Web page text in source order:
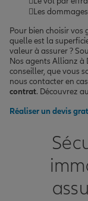
Les
Pour bien choisir vos
quelle est la
valeur à assurer ?
Nos agents Allianz à
conseiller, que vous
nous contacter en
contrat. Découvrez
Réaliser un devis